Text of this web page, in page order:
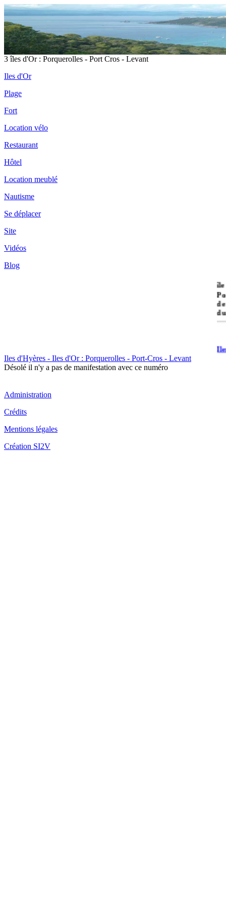
3 îles d'Or : Porquerolles - Port Cros - Levant
Iles d'Or
Plage
Fort
Location vélo
Restaurant
Hôtel
Location meublé
Nautisme
Se déplacer
Site
Vidéos
Blog
île
Iles d'Hyères - Iles d'Or : Porquerolles - Port-Cros - Levant
Désolé il n'y a pas de manifestation avec ce numéro
Administration
Crédits
Mentions légales
Création SI2V